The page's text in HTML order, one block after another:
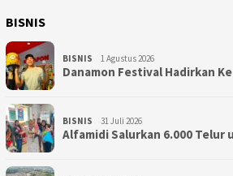
BISNIS
BISNIS 1 Agustus 2026
Danamon Festival Hadirkan
BISNIS 31 Juli 2026
Alfamidi Salurkan 6.000